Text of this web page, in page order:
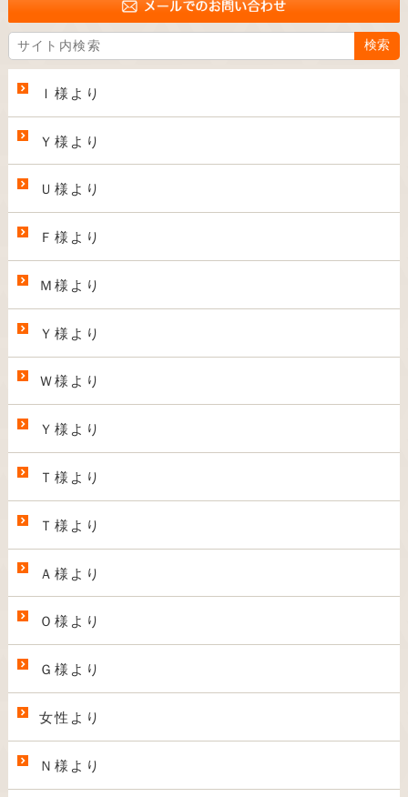
Ｉ様より
Ｙ様より
Ｕ様より
Ｆ様より
Ｍ様より
Ｙ様より
Ｗ様より
Ｙ様より
Ｔ様より
Ｔ様より
Ａ様より
Ｏ様より
Ｇ様より
女性より
Ｎ様より